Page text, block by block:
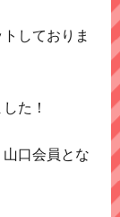
しておりま
た！
口会員とな